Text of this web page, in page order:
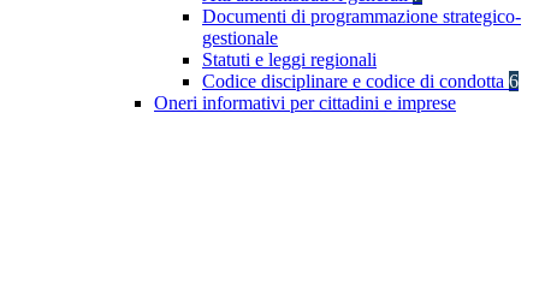
Documenti di programmazione strategico-
gestionale
Statuti e leggi regionali
Codice disciplinare e codice di condotta 6
Oneri informativi per cittadini e imprese